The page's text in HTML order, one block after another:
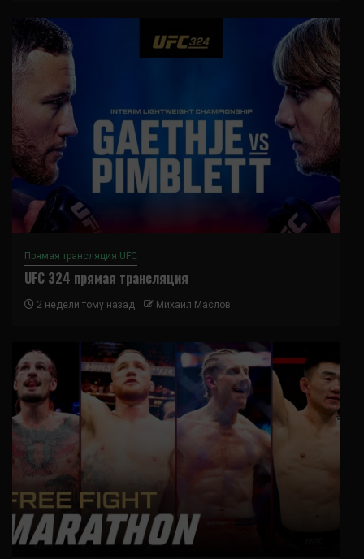
Прямая трансляция UFC
UFC 324 прямая трансляция
2 недели тому назад Михаил Маслов